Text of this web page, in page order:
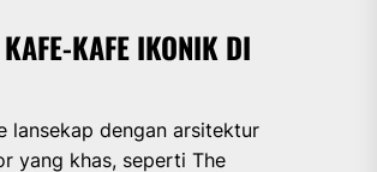
KAFE IKONIK DI
lansekap dengan arsitektur
yang khas, seperti The